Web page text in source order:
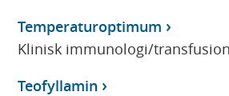
Temperaturoptimum
Klinisk immunologi/
Teofyllamin